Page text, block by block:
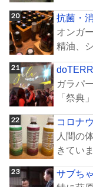
抗菌・
オンガ
精油、
ガラパ
「祭典
コロナ
人間の
きてい
サブち